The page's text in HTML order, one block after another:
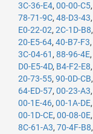
3C-36-E4, 00-00-C5,
78-71-9C, 48-D3-43,
E0-22-02, 2C-1D-B8,
20-E5-64, 40-B7-F3,
3C-04-61 , 88-96-4E,
D0-E5-4D, B4-F2-E8,
20-73-55, 90-0D-CB,
64-ED-57, 00-23-A3,
00-1E-46, 00-1A-DE,
00-1D-CE, 00-08-0E,
8C-61-A3, 70-4F-B8,